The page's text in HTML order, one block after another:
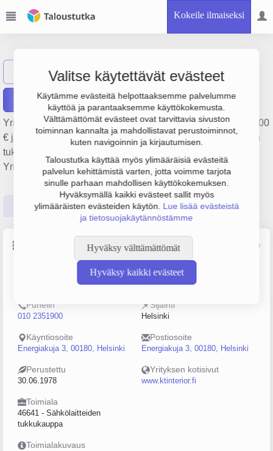
Kokeile ilmaiseksi
Valitse käytettävät evästeet
Käytämme evästeitä helpottaaksemme palvelumme
käyttöä ja parantaaksemme käyttökokemusta.
Välttämättömät evästeet ovat tarvittavia sivuston
toiminnan kannalta ja mahdollistavat perustoiminnot,
kuten navigoinnin ja kirjautumisen.
Taloustutka käyttää myös ylimääräisiä evästeitä
palvelun kehittämistä varten, jotta voimme tarjota
sinulle parhaan mahdollisen käyttökokemuksen.
Hyväksymällä kaikki evästeet sallit myös
ylimääräisten evästeiden käytön. Lue lisää evästeistä
ja tietosuojakäytännöstämme
Hyväksy välttämättömät
Hyväksy kaikki evästeet
Näytä haku KT Interior Oy
Raportit
Yrityksen KT Interior Oy liikevaihto on 1.2 milj. €, tulos -11 000
€ ja henkilöstömäärä 5. Sen päätoimiala on Sähkölaitteiden
tukkukauppa, perustamisvuosi 1978 ja sijainti Helsinki.
Yrityksen yhtiömuoto Osakeyhtiö (OY).
Perustiedot Tilinpäätösluvut Päättäjätiedot
Lähde: YTJ, PRH, Traficom
Henkilöstömäärä
5–9
Puhelin
010 2351900
Sijainti
Helsinki
Käyntiosoite
Energiakuja 3, 00180, Helsinki
Postiosoite
Energiakuja 3, 00180, Helsinki
Perustettu
30.06.1978
Yrityksen kotisivut
www.ktinterior.fi
Toimiala
46641 - Sähkölaitteiden
tukkukauppa
Toimialakuvaus